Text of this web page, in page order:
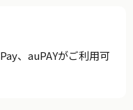
、auPAYがご利用可